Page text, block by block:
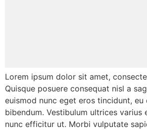
Lorem ipsum dolor sit amet,
Quisque posuere consequat nisl a
euismod nunc eget eros tincidunt, eu
bibendum. Vestibulum ultrices varius
nunc efficitur ut. Morbi vulputate